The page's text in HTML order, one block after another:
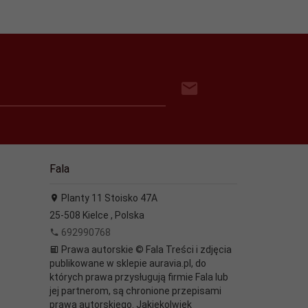
Fala
Planty 11 Stoisko 47A
25-508 Kielce , Polska
692990768
Prawa autorskie © Fala Treści i zdjęcia
publikowane w sklepie auravia.pl, do
których prawa przysługują firmie Fala lub
jej partnerom, są chronione przepisami
prawa autorskiego. Jakiekolwiek